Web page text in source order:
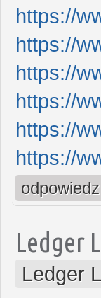
https://
https://
https://
https://
https://
https://
odpowiedz
Ledger
Ledger